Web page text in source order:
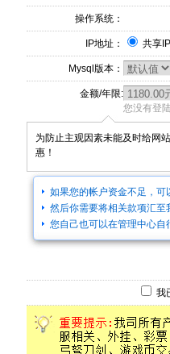
操作系统：
IP地址： 共享IP
Mysql版本：
金额/年限:
您没有登
为防止主观因素未能及时给网
惠！
如果您的帐户资金不足，
然后你需要将相关款项汇
您自己也可以在管理中心
我